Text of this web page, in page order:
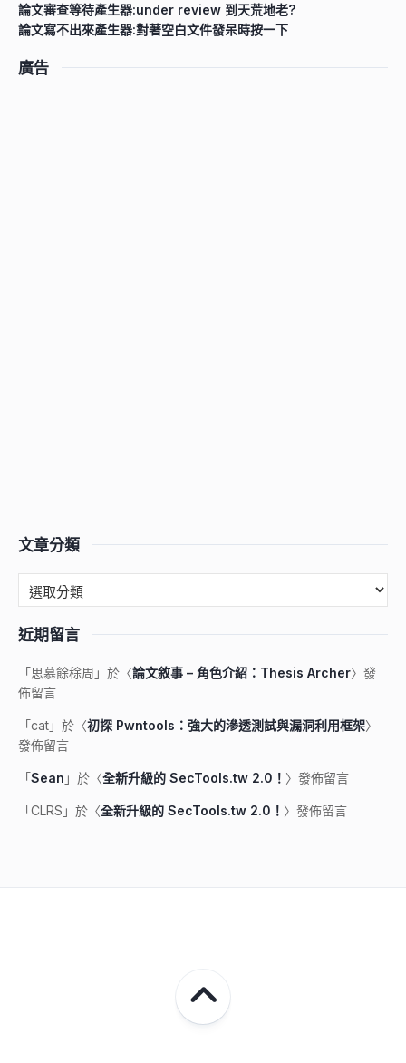
論文審查等待產生器:under review 到天荒地老?
論文寫不出來產生器:對著空白文件發呆時按一下
廣告
文章分類
近期留言
「思慕餘稌周 」於〈論文敘事 – 角色介紹：Thesis Archer〉發
佈留言
「cat 」於〈初探 Pwntools：強大的滲透測試與漏洞利用框架〉
發佈留言
「Sean 」於〈全新升級的 SecTools.tw 2.0！ 〉發佈留言
「CLRS 」於〈全新升級的 SecTools.tw 2.0！ 〉發佈留言